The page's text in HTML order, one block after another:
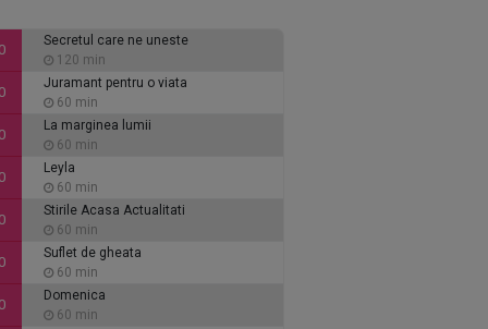
Secretul care ne uneste
120 min
Juramant pentru o viata
60 min
La marginea lumii
60 min
Leyla
60 min
Stirile Acasa Actualitati
60 min
Suflet de gheata
60 min
Domenica
60 min